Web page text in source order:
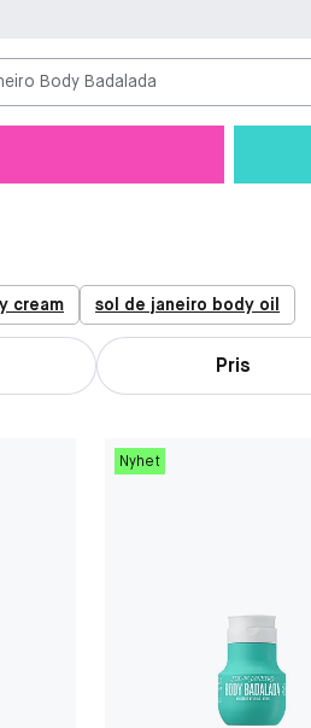
Body Badalada
cream sol de janeiro body oil
Pris
Nyhet